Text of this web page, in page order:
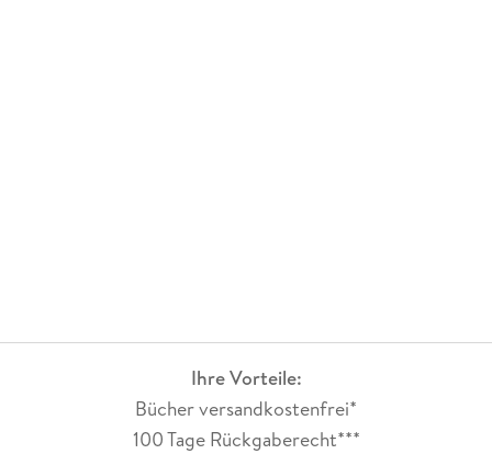
Ihre Vorteile:
Bücher versandkostenfrei*
100 Tage Rückgaberecht***